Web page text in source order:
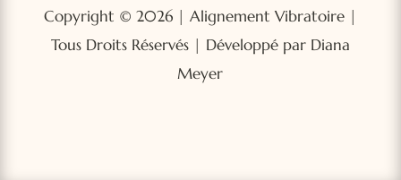
Copyright © 2026 | Alignement Vibratoire |
Tous Droits Réservés | Développé par Diana
Meyer